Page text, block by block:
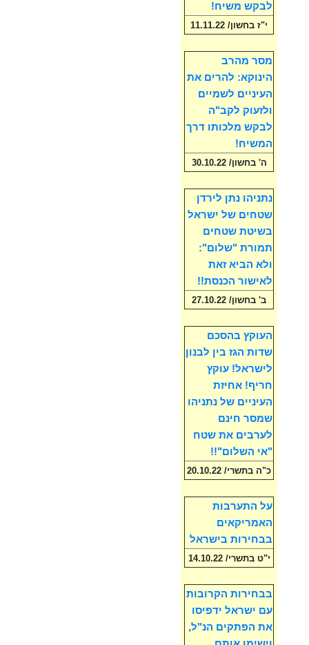
לבקש משיח!
י"ז בחשון/ 11.11.22
מסר מהרב
הינוקא: להרים את
העיניים לשמיים
ולזעוק לקב"ה
לבקש מלכותו דרך
המשיח!
ה' בחשון/ 30.10.22
נתניהו נתן לירדן
שטחים של ישראל
בשיטת שטחים
תמורת "שלום":
ולא הביא זאת
לאישור הכנסת!!
ב' בחשון/ 27.10.22
העוקץ בהסכם
שדות הגז בין לבנון
לישראל! עוקץ
חריף! אחיזת
העיניים של נתניהו
שמסר חינם
לערבים את שטח
"אי השלום"!!
כ"ה בתשרי/ 20.10.22
על התערבות
האמריקאים
בבחירות בישראל
י"ט בתשרי/ 14.10.22
בבחירות הקרובות
עם ישראל ידפיסו
את הפתקים הנ"ל,